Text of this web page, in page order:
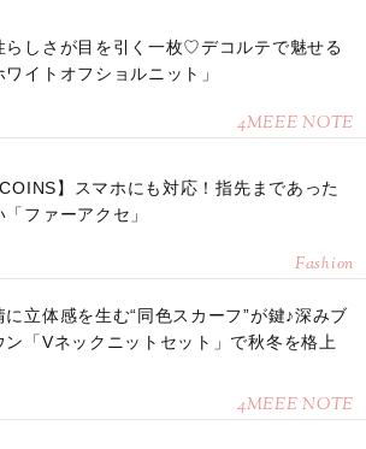
らしさが目を引く一枚♡デコルテで魅せる
ワイトオフショルニット」
4MEEE NOTE
】スマホにも対応！指先まであった
「ファーアクセ」
Fashion
に立体感を生む“同色スカーフ”が鍵♪深みブ
ン「Vネックニットセット」で秋冬を格上
4MEEE NOTE